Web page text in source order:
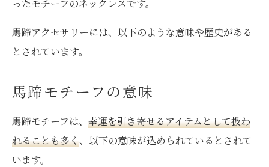
ったモチーフのネックレスです。
馬蹄アクセサリーには、以下のような意味や歴史がある
とされています。
馬蹄モチーフの意味
馬蹄モチーフは、 幸運を引き寄せるアイテムとして扱わ
れることも多く、以下の意味が込められているとされて
います。